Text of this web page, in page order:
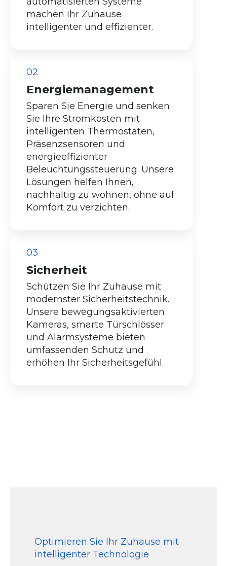
machen Ihr Zuhause
intelligenter und effizienter.
02
Energiemanagement
Sparen Sie Energie und senken
Sie Ihre Stromkosten mit
intelligenten Thermostaten,
Präsenzsensoren und
energieeffizienter
Beleuchtungssteuerung. Unsere
Lösungen helfen Ihnen,
nachhaltig zu wohnen, ohne auf
Komfort zu verzichten.
03
Sicherheit
Schützen Sie Ihr Zuhause mit
modernster Sicherheitstechnik.
Unsere bewegungsaktivierten
Kameras, smarte Türschlösser
und Alarmsysteme bieten
umfassenden Schutz und
erhöhen Ihr Sicherheitsgefühl.
Optimieren Sie Ihr Zuhause mit
intelligenter Technologie